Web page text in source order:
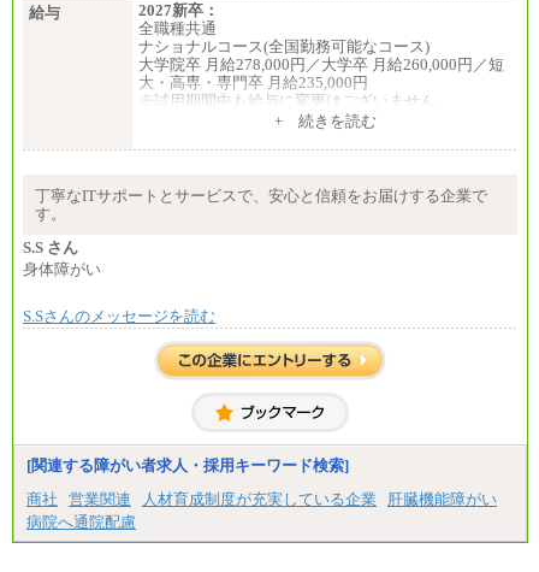
給与
2027新卒：
全職種共通
ナショナルコース(全国勤務可能なコース)
大学院卒 月給278,000円／大学卒 月給260,000円／短
大・高専・専門卒 月給235,000円
※試用期間中も給与に変更はございません
大学院卒 月給264,000円／大学卒 月給250,000円／短
※試用期間中も給与に変更はございません
中途：
+ 続きを読む
丁寧なITサポートとサービスで、安心と信頼をお届けする企業で
す。
S.S さん
身体障がい
S.Sさんのメッセージを読む
[関連する障がい者求人・採用キーワード検索]
商社
営業関連 人材育成制度が充実している企業
肝臓機能障がい
病院へ通院配慮